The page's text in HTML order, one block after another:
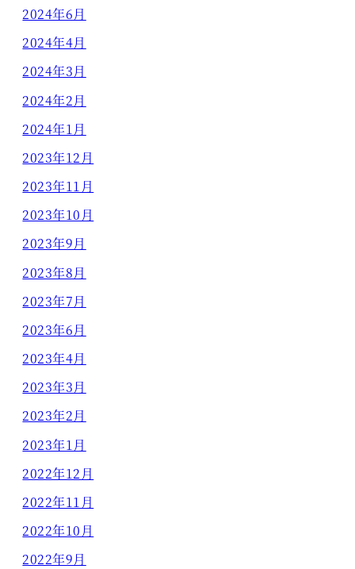
2024年6月
2024年4月
2024年3月
2024年2月
2024年1月
2023年12月
2023年11月
2023年10月
2023年9月
2023年8月
2023年7月
2023年6月
2023年4月
2023年3月
2023年2月
2023年1月
2022年12月
2022年11月
2022年10月
2022年9月